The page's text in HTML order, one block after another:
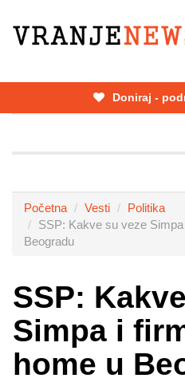
Skip
Doniraj -
Početna Vesti
Politika
SSP: Kakve su veze
Beogradu
SSP:
Simpa i
home u